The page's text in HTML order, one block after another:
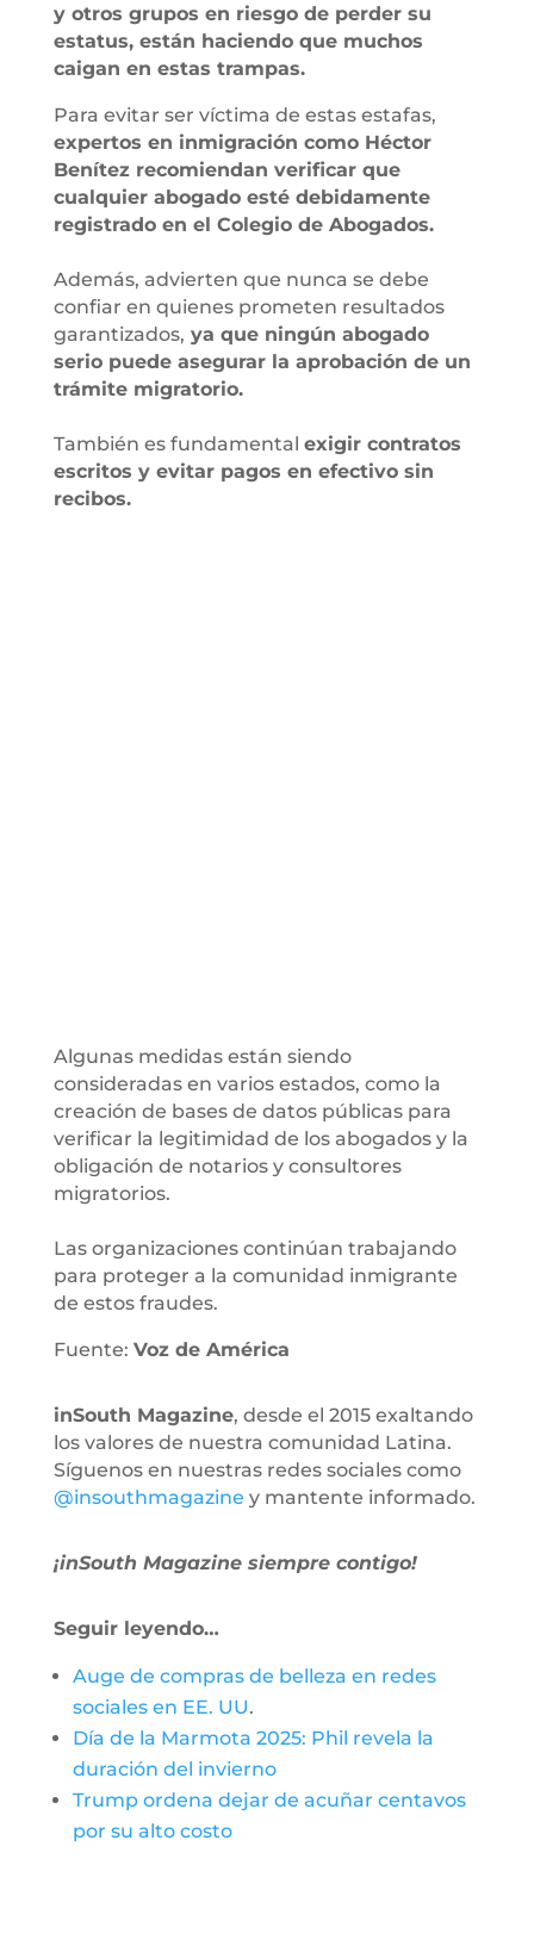
y otros grupos en riesgo de perder su
estatus, están haciendo que muchos
caigan en estas trampas.
Para evitar ser víctima de estas estafas,
expertos en inmigración como Héctor
Benítez recomiendan verificar que
cualquier abogado esté debidamente
registrado en el Colegio de Abogados.
Además, advierten que nunca se debe
confiar en quienes prometen resultados
garantizados, ya que ningún abogado
serio puede asegurar la aprobación de un
trámite migratorio.
También es fundamental exigir contratos
escritos y evitar pagos en efectivo sin
recibos.
Algunas medidas están siendo
consideradas en varios estados, como la
creación de bases de datos públicas para
verificar la legitimidad de los abogados y la
obligación de notarios y consultores
migratorios.
Las organizaciones continúan trabajando
para proteger a la comunidad inmigrante
de estos fraudes.
Fuente: Voz de América
inSouth Magazine, desde el 2015 exaltando
los valores de nuestra comunidad Latina.
Síguenos en nuestras redes sociales como
@insouthmagazine y mantente informado.
¡inSouth Magazine siempre contigo!
Seguir leyendo…
Auge de compras de belleza en redes
sociales en EE. UU.
Día de la Marmota 2025: Phil revela la
duración del invierno
Trump ordena dejar de acuñar centavos
por su alto costo